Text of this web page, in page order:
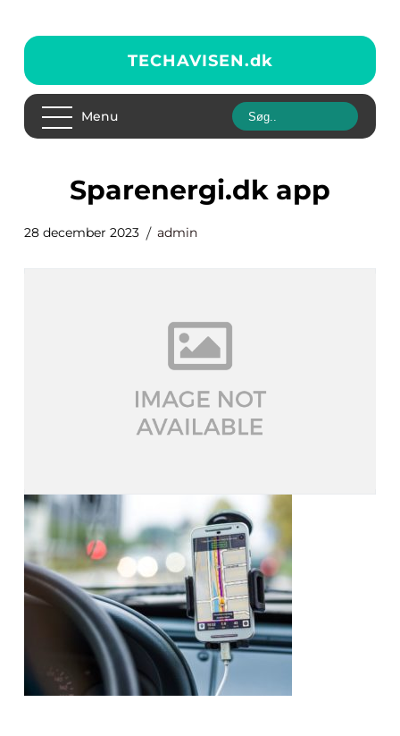
TECHAVISEN.dk
Menu
sparenergi.dk app
28 december 2023 admin